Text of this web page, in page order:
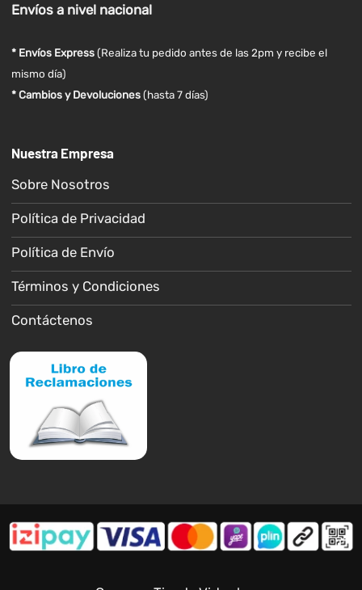
Envíosa nivel nacional
* Envíos Express(Realiza tu pedido antes de las 2pm y recibe el
mismo día)
* Cambios y Devoluciones (hasta 7 días)
Nuestra Empresa
Sobre Nosotros
Política de Privacidad
Política de Envío
Términos y Condiciones
Contáctenos